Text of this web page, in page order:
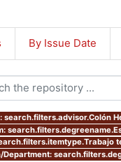
By Issue Date
search.filters.advisor.Colón
Department: